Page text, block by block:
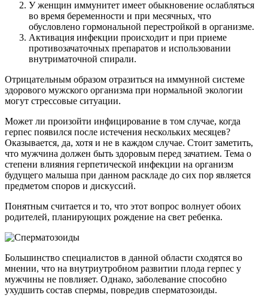
У женщин иммунитет имеет обыкновение ослабляться
во время беременности и при месячных, что
обусловлено гормональной перестройкой в организме.
Активация инфекции происходит и при приеме
противозачаточных препаратов и использовании
внутриматочной спирали.
Отрицательным образом отразиться на иммунной системе
здорового мужского организма при нормальной экологии
могут стрессовые ситуации.
Может ли произойти инфицирование в том случае, когда
герпес появился после истечения нескольких месяцев?
Оказывается, да, хотя и не в каждом случае. Стоит заметить,
что мужчина должен быть здоровым перед зачатием. Тема о
степени влияния герпетической инфекции на организм
будущего малыша при данном раскладе до сих пор является
предметом споров и дискуссий.
Понятным считается и то, что этот вопрос волнует обоих
родителей, планирующих рождение на свет ребенка.
Большинство специалистов в данной области сходятся во
мнении, что на внутриутробном развитии плода герпес у
мужчины не повлияет. Однако, заболевание способно
ухудшить состав спермы, повредив сперматозоиды.